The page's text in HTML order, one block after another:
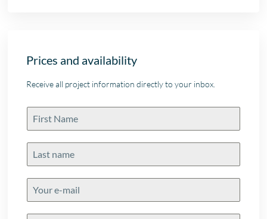
Prices and availability
Receive all project information directly to your inbox.